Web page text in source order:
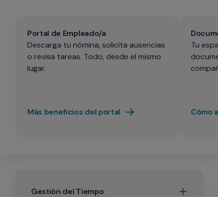
Portal de Empleado/a
Descarga tu nómina, solicita ausencias
o revisa tareas. Todo, desde el mismo
lugar.
Más beneficios del portal
Tu
Cómo
Gestión del Tiempo